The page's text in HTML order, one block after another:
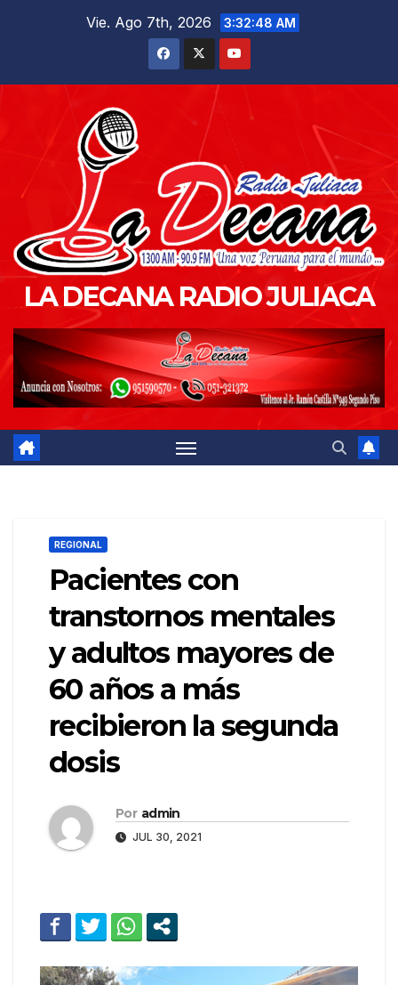
Vie. Ago 7th, 2026 3:32:49 AM
LA DECANA RADIO JULIACA
REGIONAL
Pacientes con
transtornos mentales
y adultos mayores de
60 años a más
recibieron la segunda
dosis
Por admin
JUL 30, 2021